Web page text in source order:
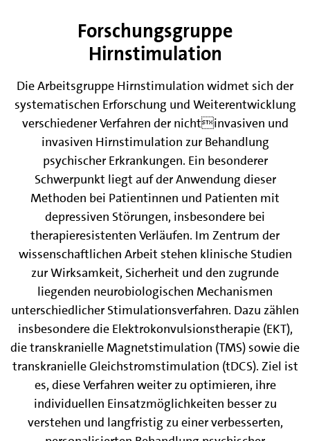
Forschungsgruppe
Hirnstimulation
Die Arbeitsgruppe Hirnstimulation widmet sich der
systematischen Erforschung und Weiterentwicklung
verschiedener Verfahren der nichtinvasiven und
invasiven Hirnstimulation zur Behandlung
psychischer Erkrankungen. Ein besonderer
Schwerpunkt liegt auf der Anwendung dieser
Methoden bei Patientinnen und Patienten mit
depressiven Störungen, insbesondere bei
therapieresistenten Verläufen. Im Zentrum der
wissenschaftlichen Arbeit stehen klinische Studien
zur Wirksamkeit, Sicherheit und den zugrunde
liegenden neurobiologischen Mechanismen
unterschiedlicher Stimulationsverfahren. Dazu zählen
insbesondere die Elektrokonvulsionstherapie (EKT),
die transkranielle Magnetstimulation (TMS) sowie die
transkranielle Gleichstromstimulation (tDCS). Ziel ist
es, diese Verfahren weiter zu optimieren, ihre
individuellen Einsatzmöglichkeiten besser zu
verstehen und langfristig zu einer verbesserten,